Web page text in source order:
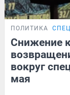
ПОЛИТИКА
Снижение
вокруг
мая